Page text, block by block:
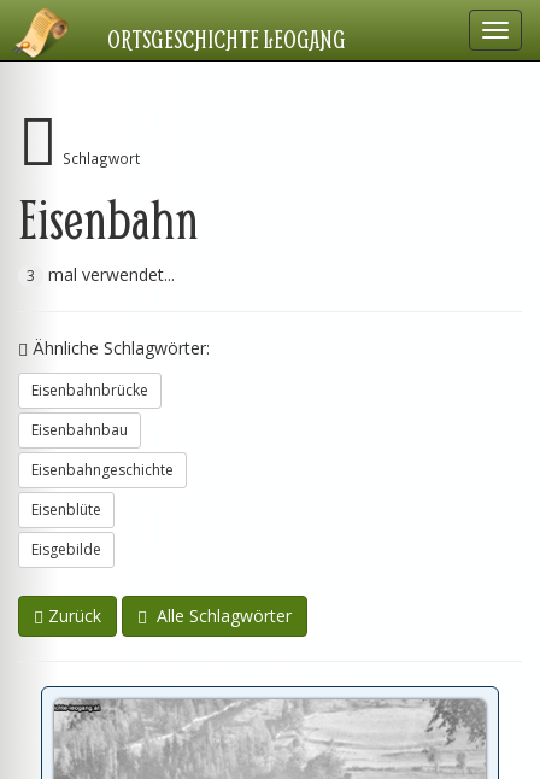
ORTSGESCHICHTE LEOGANG
Schlagwort
Eisenbahn
3 mal verwendet...
Ähnliche Schlagwörter:
Eisenbahnbrücke
Eisenbahnbau
Eisenbahngeschichte
Eisenblüte
Eisgebilde
Zurück Alle Schlagwörter